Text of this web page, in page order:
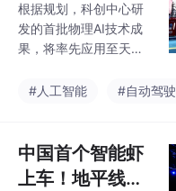
赋能自动驾驶安全、电
子电气架构端到端解决
方案、智能座舱人机交
术突破、越野车全场景
前沿内容，全方位解锁
智能汽车电子技术创新
根据规划，科创中心研
发的首批物理AI技术成
果，将率先应用至天瞳
#人工智能
#自动驾驶
中国首个智能虾
上车！地平线HS